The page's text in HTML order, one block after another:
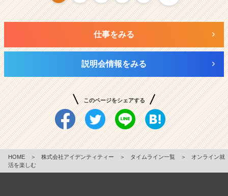
仕事をみる
説明会情報をみる
このページをシェアする
HOME ＞ 株式会社アイデンティティー ＞ タイムライン一覧 ＞
オンライン就
活を楽しむ